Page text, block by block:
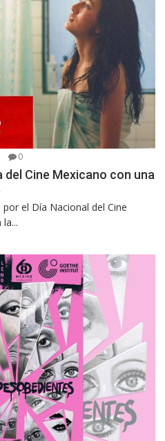
0
del Cine Mexicano con una
el Día Nacional del Cine